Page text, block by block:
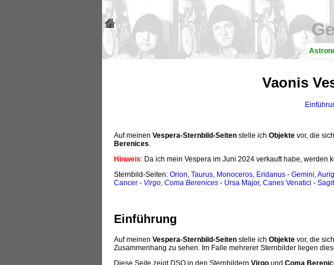
Vaonis
Auf meinen Vespera-Sternbild-Seiten stelle ich Objekte vor, die
Berenices.
Hinweis: Da ich mein Vespera im Juni 2024 verkauft habe,
Sternbild-Seiten: Orion, Taurus, Monoceros, Eridanus - Gemini,
Cancer - Virgo, Coma Berenices - Ursa Major, Canes Venatici -
Einführung
Auf meinen Vespera-Sternbild-Seiten stelle ich Objekte vor, die
Zusammenhang zu sehen. Im Falle mehrerer Sternbilder liegen